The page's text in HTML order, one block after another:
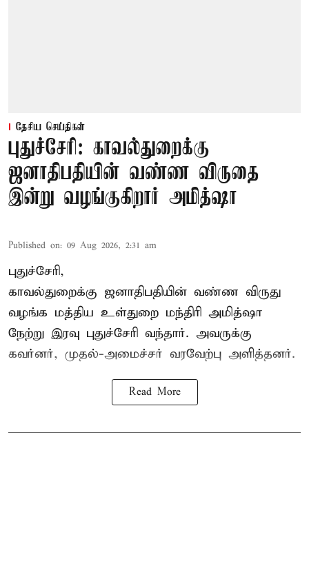
தேசிய செய்திகள்
புதுச்சேரி: காவல்துறைக்கு
ஜனாதிபதியின் வண்ண விருதை
இன்று வழங்குகிறார் அமித்ஷா
Published on: 09 Aug 2026, 2:31 am
புதுச்சேரி,
காவல்துறைக்கு ஜனாதிபதியின் வண்ண விருது
வழங்க மத்திய உள்துறை மந்திரி அமித்ஷா
நேற்று இரவு புதுச்சேரி வந்தார். அவருக்கு
கவர்னர், முதல்-அமைச்சர் வரவேற்பு அளித்தனர்.
Read More